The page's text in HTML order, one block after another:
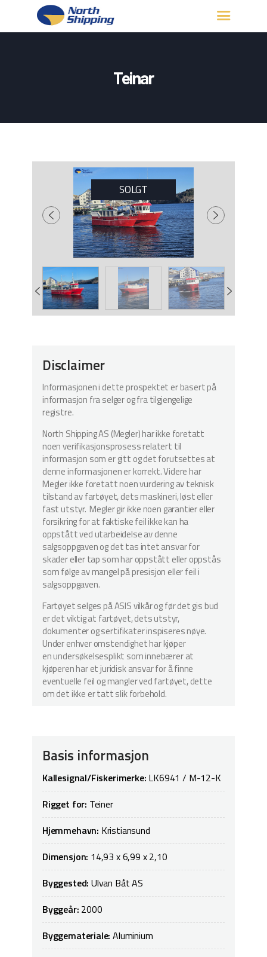
Teinar
KONTAKT OSS
SOLGT
Disclaimer
Informasjonen i dette prospektet er basert på
informasjon fra selger og fra tilgjengelige
registre.
North Shipping AS (Megler) har ikke foretatt
noen verifikasjonsprosess relatert til
informasjon som er gitt og det forutsettes at
denne informasjonen er korrekt. Videre har
Megler ikke foretatt noen vurdering av teknisk
tilstand av fartøyet, dets maskineri, løst eller
fast utstyr. Megler gir ikke noen garantier eller
forsikring for at faktiske feil ikke kan ha
oppstått ved utarbeidelse av denne
salgsoppgaven og det tas intet ansvar for
skader eller tap som har oppstått eller oppstås
som følge av mangel på presisjon eller feil i
salgsoppgaven.
Fartøyet selges på ASIS vilkår og før det gis bud
er det viktig at fartøyet, dets utstyr,
dokumenter og sertifikater inspiseres nøye.
Under enhver omstendighet har kjøper
en undersøkelsesplikt som innebærer at
kjøperen har et juridisk ansvar for å finne
eventuelle feil og mangler ved fartøyet, dette
om det ikke er tatt slik forbehold.
Basis informasjon
Kallesignal/Fiskerimerke: LK6941 / M-12-K
Rigget for: Teiner
Hjemmehavn: Kristiansund
Dimensjon: 14,93 x 6,99 x 2,10
Byggested:Ulvan Båt AS
Byggeår: 2000
Byggemateriale:Aluminium